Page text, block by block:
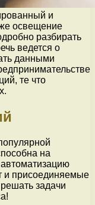
и
освещение
разбирать
ведется о
данными
те что
на
и присоединяемые
задачи